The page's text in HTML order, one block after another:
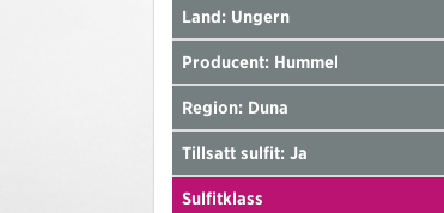
Land: Ungern
Producent: Hummel
Region: Duna
Tillsatt sulfit: Ja
Sulfitklass